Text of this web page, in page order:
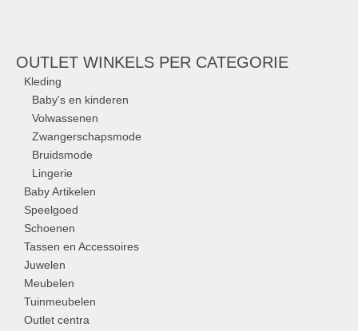
OUTLET WINKELS PER CATEGORIE
Kleding
Baby's en kinderen
Volwassenen
Zwangerschapsmode
Bruidsmode
Lingerie
Baby Artikelen
Speelgoed
Schoenen
Tassen en Accessoires
Juwelen
Meubelen
Tuinmeubelen
Outlet centra